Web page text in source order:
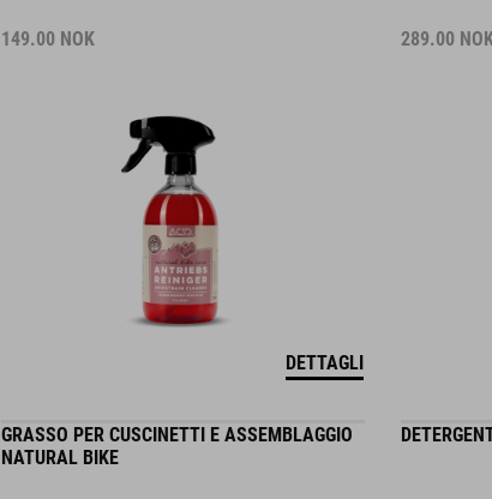
149.00 NOK
DETTAGLI
289.00
GRASSO PER CUSCINETTI E ASSEMBLAGGIO
NATURAL BIKE